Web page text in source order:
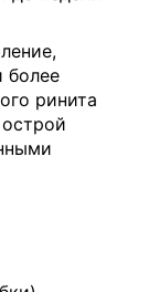
более
ринита